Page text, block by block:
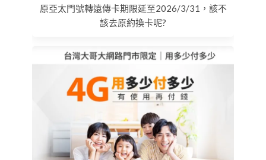
原亞太門號轉遠傳卡期限延至2026/3/31，該不
該去原約換卡呢?